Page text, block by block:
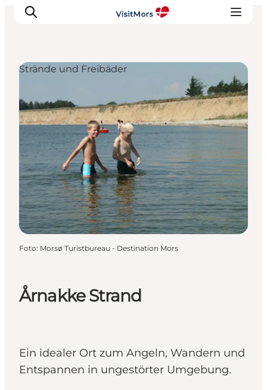
Aktivitäten
Erlebnisse
Infos über Mors
Unterkunft
Pauschalreisen / Urlaub
Planen Sie Ihre Reise
Årnakke Strand
Ein idealer Ort zum Angeln, Wandern und
Entspannen in ungestörter Umgebung.
Strände und Freibäder
Foto: Morsø Turistbureau - Destination Mors